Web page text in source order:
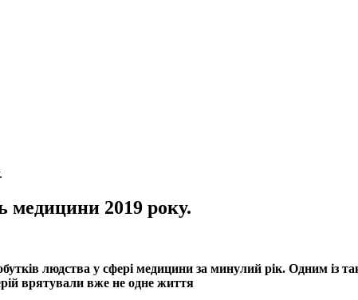
медицини 2019 року.
людства у сфері медицини за минулий рік. Одним із
врятували вже не одне життя